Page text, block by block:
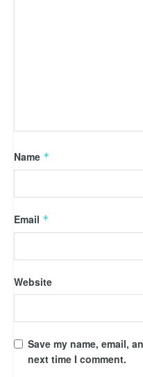
Name *
Email *
Website
Save my name, email,
next time I comment.